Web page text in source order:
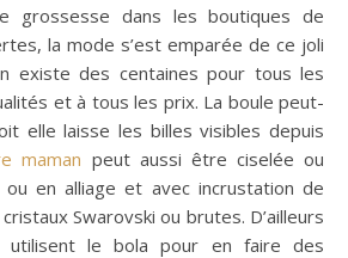
grossesse dans les boutiques de
la mode s’est emparée de ce joli
existe des centaines pour tous les
et à tous les prix. La boule peut-
elle laisse les billes visibles depuis
maman peut aussi être ciselée ou
en alliage et avec incrustation de
Swarovski ou brutes. D’ailleurs
utilisent le bola pour en faire des